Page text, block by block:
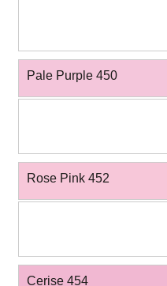
Pale Purple 450
Rose Pink 452
Cerise 454